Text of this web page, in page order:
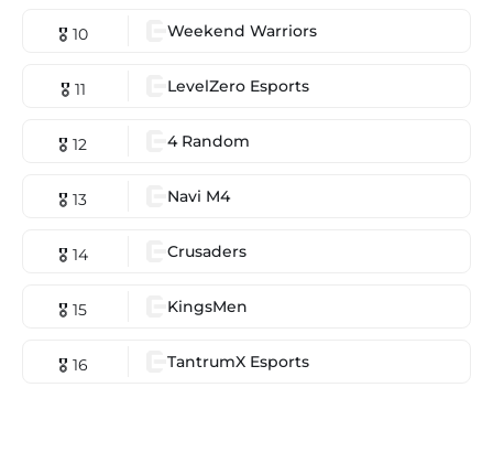
🎖 10 Weekend Warriors
🎖 11 LevelZero Esports
🎖 12 4 Random
🎖 13 Navi M4
🎖 14 Crusaders
🎖 15 KingsMen
🎖 16 TantrumX Esports